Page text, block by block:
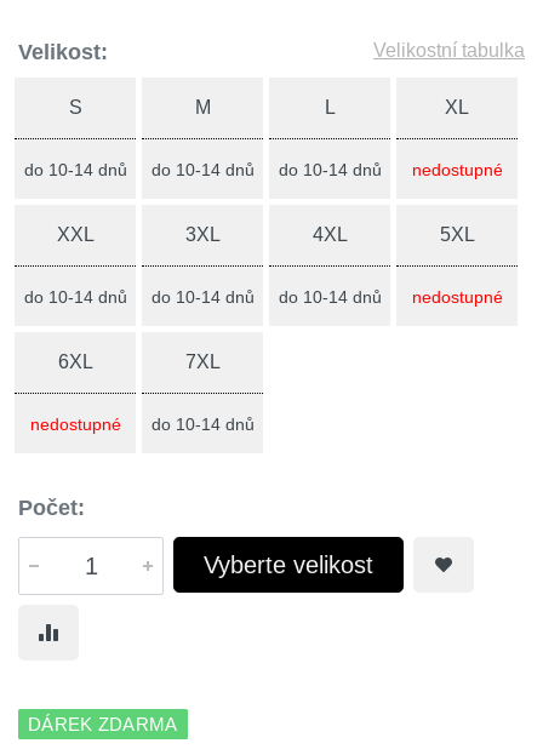
Velikost: Velikostní tabulka
S
do 10-14 dnů
M
do 10-14 dnů
L
do 10-14 dnů
XL
nedostupné
XXL
do 10-14 dnů
3XL
do 10-14 dnů
4XL
do 10-14 dnů
5XL
nedostupné
6XL
nedostupné
7XL
do 10-14 dnů
Počet:
Vyberte velikost
DÁREK ZDARMA